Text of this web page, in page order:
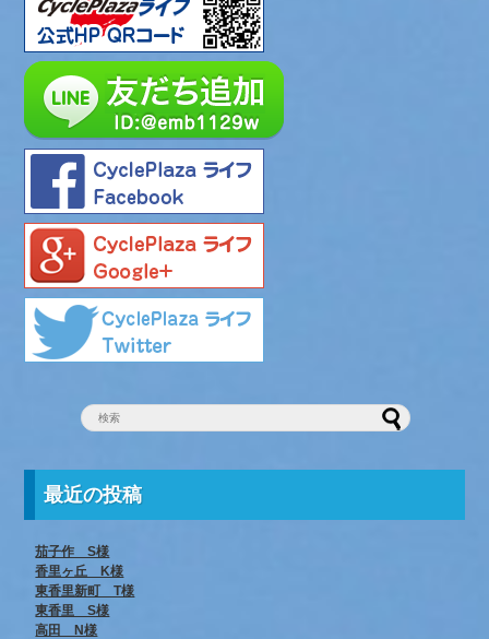
最近の投稿
茄子作 S様
香里ヶ丘 K様
東香里新町 T様
東香里 S様
高田 N様